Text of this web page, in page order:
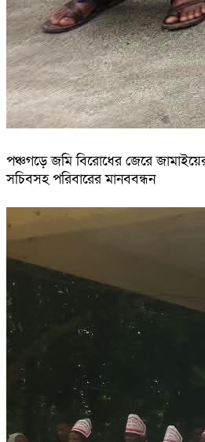
পঞ্চগড়ে জমি বিরোধের জেরে
সচিবসহ পরিবারের মানববন্ধন